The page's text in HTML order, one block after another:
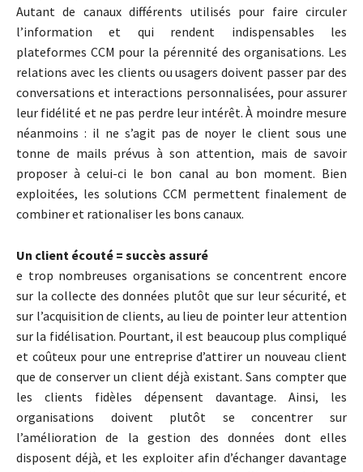
Autant de canaux différents utilisés pour faire circuler
l’information et qui rendent indispensables les
plateformes CCM pour la pérennité des organisations. Les
relations avec les clients ou usagers doivent passer par des
conversations et interactions personnalisées, pour assurer
leur fidélité et ne pas perdre leur intérêt. À moindre mesure
néanmoins : il ne s’agit pas de noyer le client sous une
tonne de mails prévus à son attention, mais de savoir
proposer à celui-ci le bon canal au bon moment. Bien
exploitées, les solutions CCM permettent finalement de
combiner et rationaliser les bons canaux.
Un client écouté = succès assuré
e trop nombreuses organisations se concentrent encore
sur la collecte des données plutôt que sur leur sécurité, et
sur l’acquisition de clients, au lieu de pointer leur attention
sur la fidélisation. Pourtant, il est beaucoup plus compliqué
et coûteux pour une entreprise d’attirer un nouveau client
que de conserver un client déjà existant. Sans compter que
les clients fidèles dépensent davantage. Ainsi, les
organisations doivent plutôt se concentrer sur
l’amélioration de la gestion des données dont elles
disposent déjà, et les exploiter afin d’échanger davantage